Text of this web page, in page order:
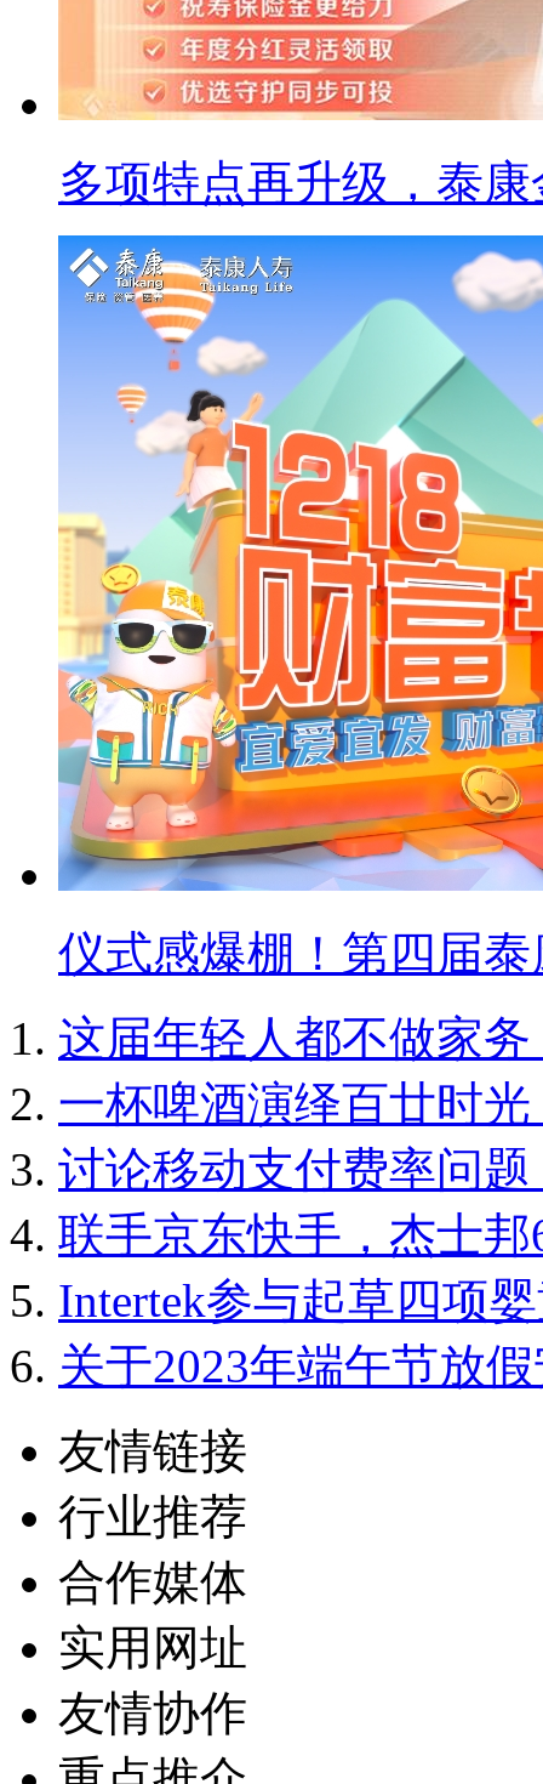
多项特点再升级，泰
仪式感爆棚！第四届
这届年轻人都不做家
一杯啤酒演绎百廿时
讨论移动支付费率问
联手京东快手，杰士
Intertek参与起草四项
关于2023年端午节放
友情链接
行业推荐
合作媒体
实用网址
友情协作